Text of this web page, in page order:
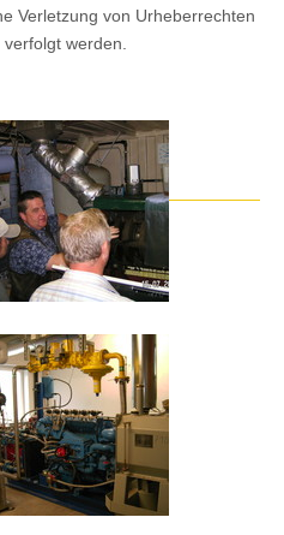
Verletzung von Urheberrechten
werden.